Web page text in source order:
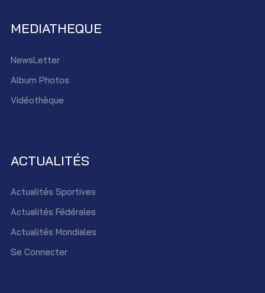
MEDIATHEQUE
NewsLetter
Album Photos
Vidéothèque
ACTUALITÉS
Actualités Sportives
Actualités Fédérales
Actualités Mondiales
Se Connecter